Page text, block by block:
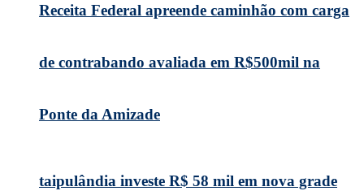
Receita Federal apreende caminhão com carga
de contrabando avaliada em R$500mil na
Ponte da Amizade
taipulândia investe R$ 58 mil em nova grade